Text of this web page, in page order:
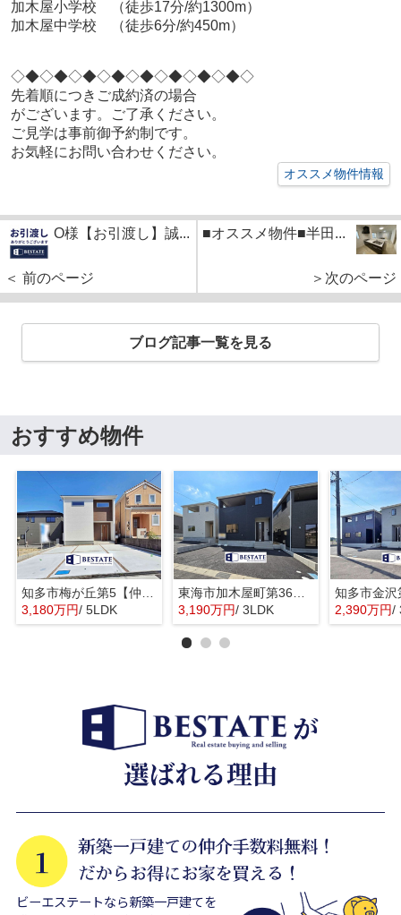
加木屋小学校 （徒歩17分/約1300m）
加木屋中学校 （徒歩6分/約450m）
◇◆◇◆◇◆◇◆◇◆◇◆◇◆◇◆◇
先着順につきご成約済の場合
がございます。
ご了承ください。
ご見学は事前御予約制です。
お気軽にお問い合わせください。
オススメ物件情報
O様【お引渡し】誠...
＜ 前のページ
■オススメ物件■半田...
＞次のページ
ブログ記事一覧を見る
おすすめ物件
3,180万円/ 5LDK
3,190万円/ 3LDK 2,390万円/
ビーエステートなら新築一戸建てを